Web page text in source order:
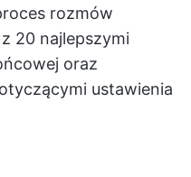
rozmów
20 najlepszymi
oraz
ustawienia